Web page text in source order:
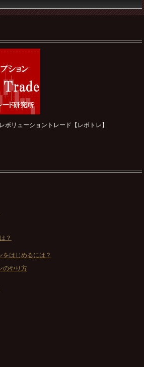
ボリューショントレード【レボトレ】
？
をはじめるには？
のやり方